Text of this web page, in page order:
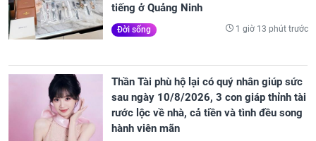
tiếng ở Quảng Ninh
Đời sống 1 giờ 13 phút trước
Thần Tài phù hộ lại có quý nhân giúp sức
sau ngày 10/8/2026, 3 con giáp thỉnh tài
rước lộc về nhà, cả tiền và tình đều song
hành viên mãn